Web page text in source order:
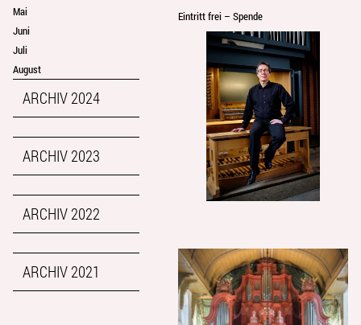
Mai
Juni
Juli
August
ARCHIV 2024
ARCHIV 2023
ARCHIV 2022
ARCHIV 2021
Eintritt frei – Spende